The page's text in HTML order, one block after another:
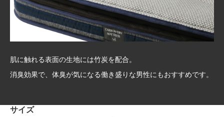
肌に触れる表面の生地には竹炭を配合。
消臭効果で、 体臭が気になる働き盛りな男性にもおすすめです。
サイズ